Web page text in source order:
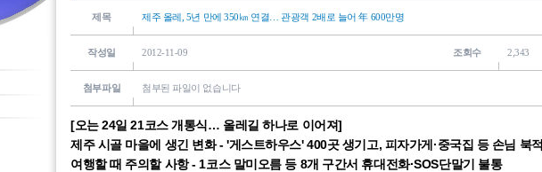
제목 제주 올레, 5년 만에 350㎞ 연결… 관광객 2배로 늘어 年 600만명
작성일 2012-11-09 조회수 2,343
첨부파일 첨부된 파일이 없습니다
[오는 24일 21코스 개통식… 올레길 하나로 이어져]
제주 시골 마을에 생긴 변화 - '게스트하우스' 400곳 생기고, 피자가게·중국집 등 손님 북적
여행할 때 주의할 사항 - 1코스 말미오름 등 8개 구간서 휴대전화·SOS단말기 불통